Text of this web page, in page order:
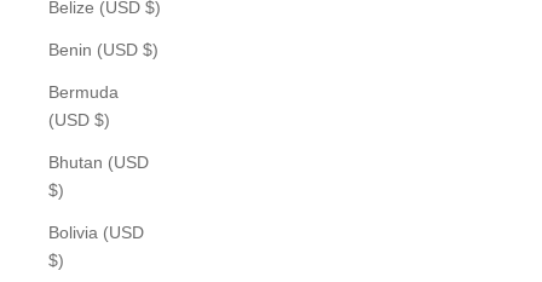
Belize (USD $)
Benin (USD $)
Bermuda
(USD $)
Bhutan (USD
$)
Bolivia (USD
$)